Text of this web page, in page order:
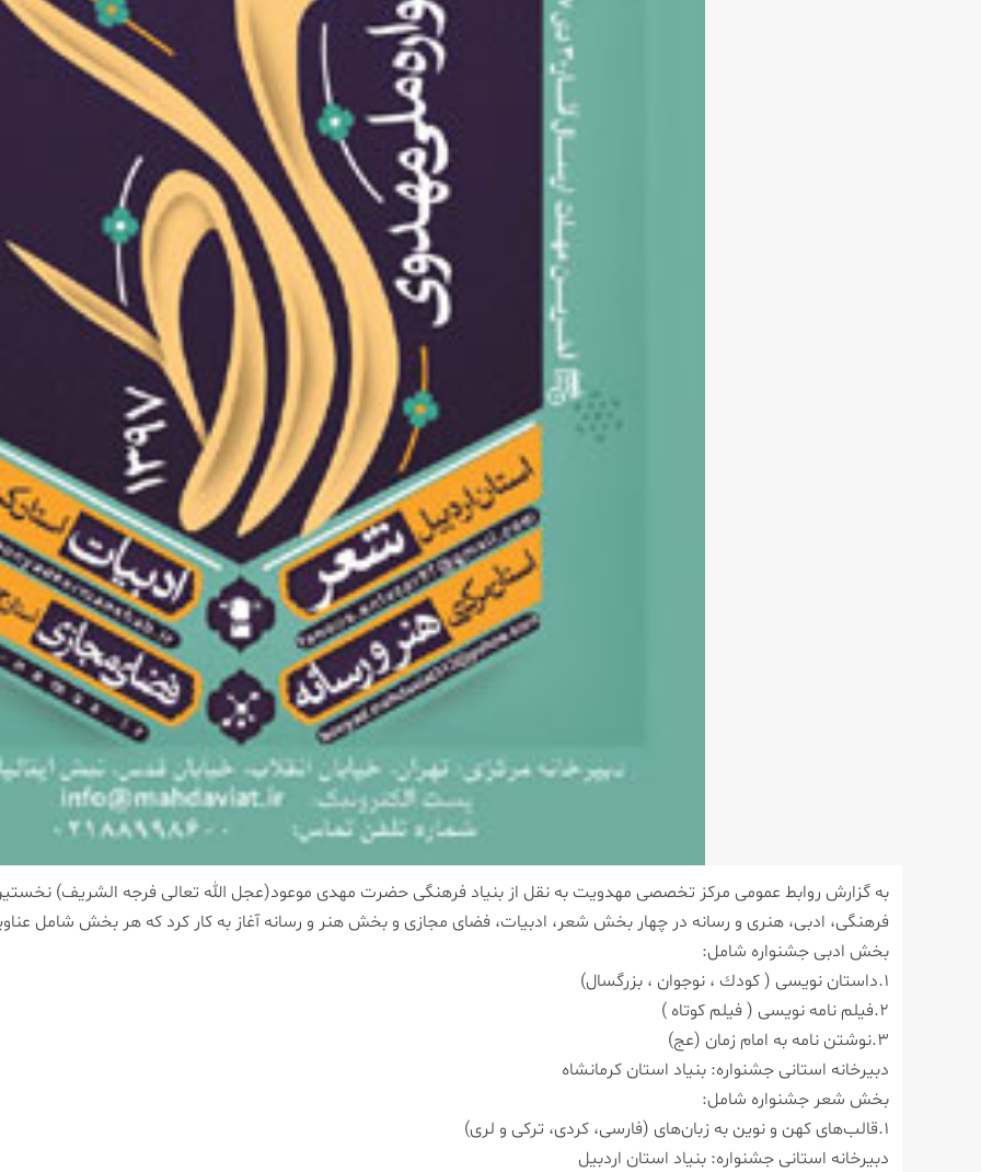
به گزارش روابط عمومی مركز تخصصی مهدویت به نقل از بنیاد فرهنگی حضرت مهدی موعود(عجل الله تعالی فرجه الشریف)
فرهنگی، ادبی، هنری و رسانه در چهار بخش شعر، ادبیات، فضای مجازی و بخش هنر و رسانه آغاز به كار كرد كه هر بخش شامل
بخش ادبی جشنواره شامل:
۱.داستان نویسی ( كودك ، نوجوان ، بزرگسال)
۲.فیلم نامه نویسی ( فیلم كوتاه )
۳.نوشتن نامه به امام زمان (عج)
دبیرخانه استانی جشنواره: بنیاد استان كرمانشاه
بخش شعر جشنواره شامل:
۱.قالب‌های كهن و نوین به زبان‌های (فارسی، كردی، تركی و لری)
دبیرخانه استانی جشنواره: بنیاد استان اردبیل